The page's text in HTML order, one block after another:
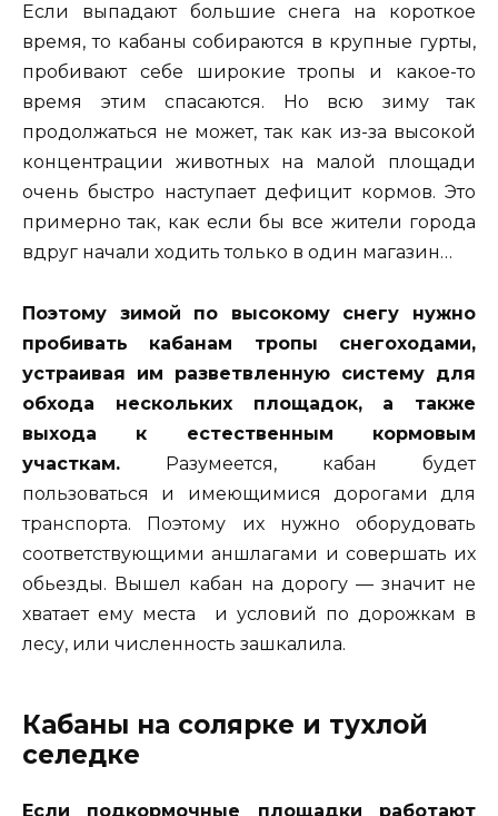
Если выпадают большие снега на короткое
время, то кабаны собираются в крупные гурты,
пробивают себе широкие тропы и какое-то
время этим спасаются. Но всю зиму так
продолжаться не может, так как из-за высокой
концентрации животных на малой площади
очень быстро наступает дефицит кормов. Это
примерно так, как если бы все жители города
вдруг начали ходить только в один магазин…
Поэтому зимой по высокому снегу нужно
пробивать кабанам тропы снегоходами,
устраивая им разветвленную систему для
обхода нескольких площадок, а также
выхода к естественным кормовым
участкам. Разумеется, кабан будет
пользоваться и имеющимися дорогами для
транспорта. Поэтому их нужно оборудовать
соответствующими аншлагами и совершать их
обьезды. Вышел кабан на дорогу — значит не
хватает ему места и условий по дорожкам в
лесу, или численность зашкалила.
Кабаны на солярке и тухлой
селедке
Если подкормочные площадки работают